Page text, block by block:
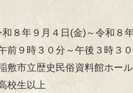
和８年９月４日(金)～令和８
午前９時３０分～午後３時３
敷市立歴史民俗資料館ホー
校生以上